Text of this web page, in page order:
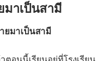
มาเป็นสามี
ยมาเป็นสามี